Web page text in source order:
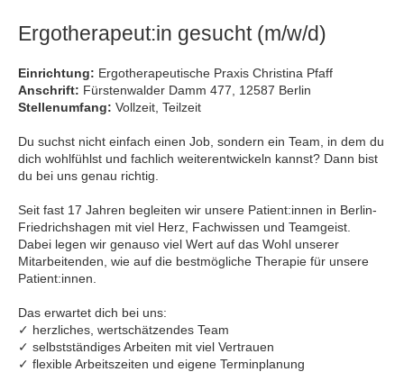
Ergotherapeut:in gesucht (m/w/d)
Einrichtung: Ergotherapeutische Praxis Christina Pfaff
Anschrift: Fürstenwalder Damm 477, 12587 Berlin
Stellenumfang: Vollzeit, Teilzeit
Du suchst nicht einfach einen Job, sondern ein Team, in dem du
dich wohlfühlst und fachlich weiterentwickeln kannst? Dann bist
du bei uns genau richtig.
Seit fast 17 Jahren begleiten wir unsere Patient:innen in Berlin-
Friedrichshagen mit viel Herz, Fachwissen und Teamgeist.
Dabei legen wir genauso viel Wert auf das Wohl unserer
Mitarbeitenden, wie auf die bestmögliche Therapie für unsere
Patient:innen.
Das erwartet dich bei uns:
✓ herzliches, wertschätzendes Team
✓ selbstständiges Arbeiten mit viel Vertrauen
✓ flexible Arbeitszeiten und eigene Terminplanung